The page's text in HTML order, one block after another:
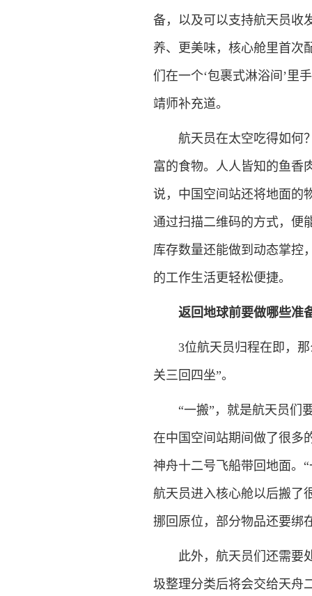
备，以及可以支持航天员收
养、更美味，核心舱里首次
们在一个‘包裹式淋浴间’里
靖师补充道。
航天员在太空吃得如何？
富的食物。人人皆知的鱼香
说，中国空间站还将地面的
通过扫描二维码的方式，便
库存数量还能做到动态掌控
的工作生活更轻松便捷。
返回地球前要做哪些准
3位航天员归程在即，那
关三回四坐”。
“一搬”，就是航天员们要
在中国空间站期间做了很多
神舟十二号飞船带回地面。
航天员进入核心舱以后搬了
挪回原位，部分物品还要绑
此外，航天员们还需要处
圾整理分类后将会交给天舟